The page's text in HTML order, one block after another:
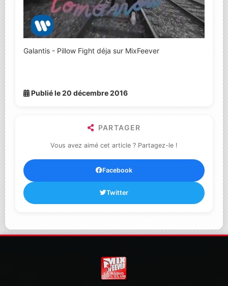
Galantis - Pillow Fight déja sur MixFeever
Publié le 20 décembre 2016
PARTAGER
Vous avez aimé cet article ? Partagez-le !
Facebook
Twitter